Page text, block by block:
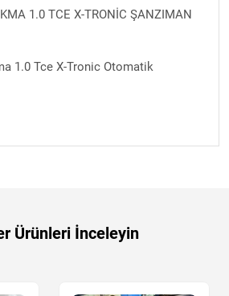
1.0 TCE X-TRONİC ŞANZIMAN
1.0 Tce X-Tronic Otomatik
Ürünleri İnceleyin